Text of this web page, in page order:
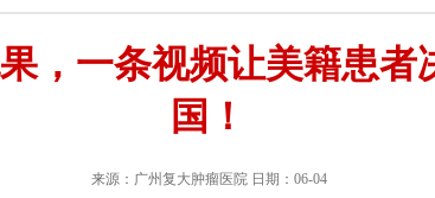
，一条视频让美籍患者
国！
来源：广州复大肿瘤医院 日期：06-04